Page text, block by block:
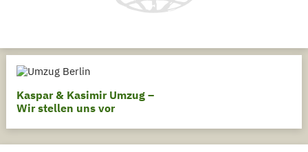
Kaspar & Kasimir Umzug –
Wir stellen uns vor